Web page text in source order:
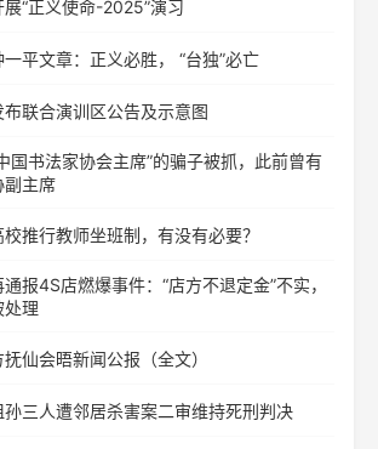
“正义使命-2025”演习
一平文章：正义必胜， “台独”必亡
布联合演训区公告及示意图
国书法家协会主席”的骗子被抓，此前曾有
副主席
推行教师坐班制，有没有必要？
报4S店燃爆事件：“店方不退定金”不实，
处理
仙会晤新闻公报（全文）
孙三人遭邻居杀害案二审维持死刑判决